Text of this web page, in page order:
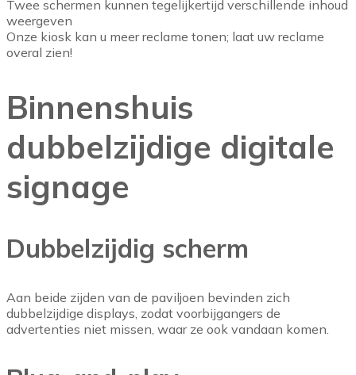
Twee schermen kunnen tegelijkertijd verschillende inhoud
weergeven
Onze kiosk kan u meer reclame tonen; laat uw reclame
overal zien!
Binnenshuis
dubbelzijdige digitale
signage
Dubbelzijdig scherm
Aan beide zijden van de paviljoen bevinden zich
dubbelzijdige displays, zodat voorbijgangers de
advertenties niet missen, waar ze ook vandaan komen.